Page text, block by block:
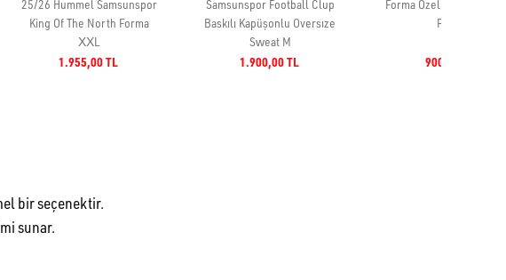
bir seçenektir.
sunar.